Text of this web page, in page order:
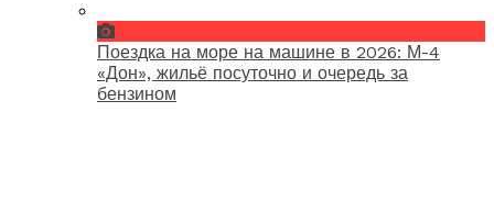
Поездка на море на машине в 2026: М-4
«Дон», жильё посуточно и очередь за
бензином